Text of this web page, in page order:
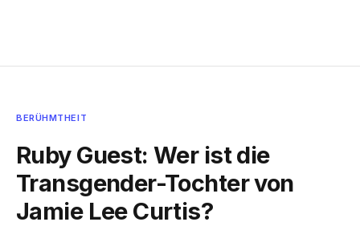
BERÜHMTHEIT
Ruby Guest: Wer ist die
Transgender-Tochter von
Jamie Lee Curtis?